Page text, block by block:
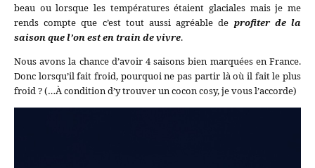
beau ou lorsque les températures étaient glaciales mais je me
rends compte que c’est tout aussi agréable de profiter de la
saison que l’on est en train de vivre.
Nous avons la chance d’avoir 4 saisons bien marquées en France.
Donc lorsqu’il fait froid, pourquoi ne pas partir là où il fait le plus
froid ? (…À condition d’y trouver un cocon cosy, je vous l’accorde)